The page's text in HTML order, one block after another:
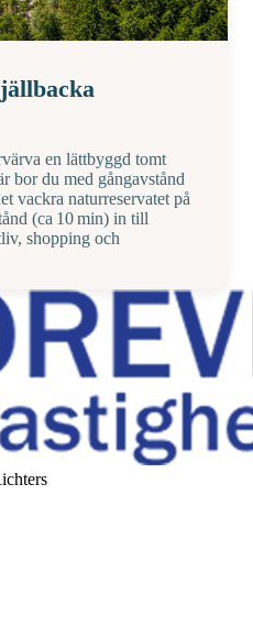
en lättbyggd tomt
bor du med gångavstånd
vackra naturreservatet på
(ca 10 min) in till
shopping och